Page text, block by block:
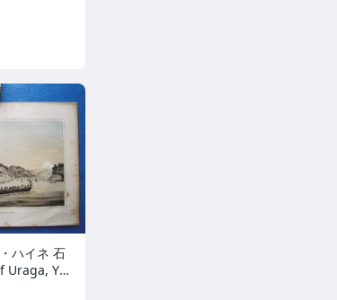
ハイネ 石
Uraga, Yed
賀の風